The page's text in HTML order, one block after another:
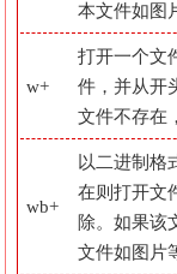
本文件如图
w+
打开一个文
件，并从开
文件不存在
wb+
以二进制格
在则打开文
除。如果该
文件如图片